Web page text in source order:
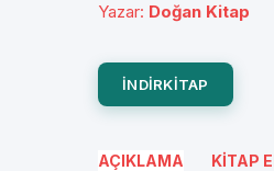
Yazar: Doğan Kitap
INDIRKITAP
AÇIKLAMA KITAP